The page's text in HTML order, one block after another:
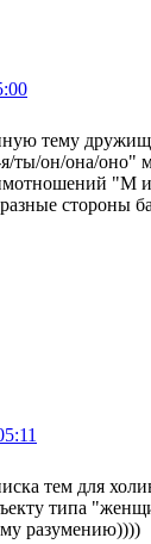
тему
ты/он/она/оно"
стороны
тем для
типа
разумению))))